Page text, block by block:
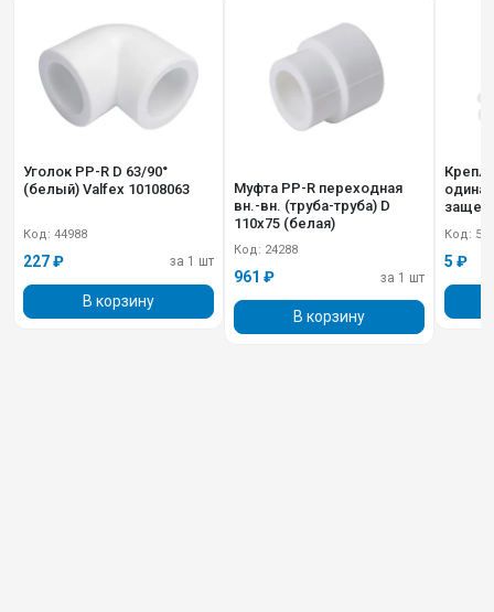
Уголок PP-R D 63/90°
(белый) Valfex 10108063
Код: 44988
227 ₽ за 1 шт
В корзину
Муфта PP-R переходная
вн.-вн. (труба-труба) D
110х75 (белая)
Код: 24288
961 ₽ за 1 шт
В корзину
Код:
5 ₽